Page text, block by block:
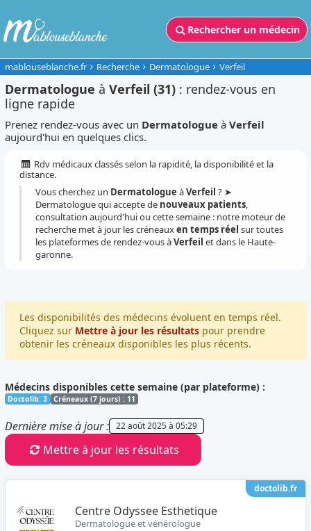
Rechercher un médecin
mablouseblanche.fr Recherche Dermatologue Verfeil
Dermatologue àVerfeil (31) : rendez-vous en
ligne rapide
Prenez rendez-vous avec un Dermatologue àVerfeil
aujourd'hui en quelques clics.
Rdv médicaux classés selon la rapidité, la disponibilité et la
distance.
Vous cherchez un Dermatologue àVerfeil ? ➤
Dermatologue qui accepte de nouveaux patients,
consultation aujourd'hui ou cette semaine : notre moteur de
recherche met à jour les créneauxen temps réel sur toutes
les plateformes de rendez-vous àVerfeil et dans le Haute-
garonne.
Les disponibilités des médecins évoluent en temps réel.
Cliquez sur Mettre à jour les résultats pour prendre
obtenir les créneaux disponibles les plus récents.
Médecins disponibles cette semaine (par plateforme) :
Doctolib: 3 Créneaux (7 jours) : 11
Dernière mise à jour : 22 août 2025 à 05:29
Mettre à jour les résultats
doctolib.fr
Centre Odyssee Esthetique
Dermatologue et vénérologue